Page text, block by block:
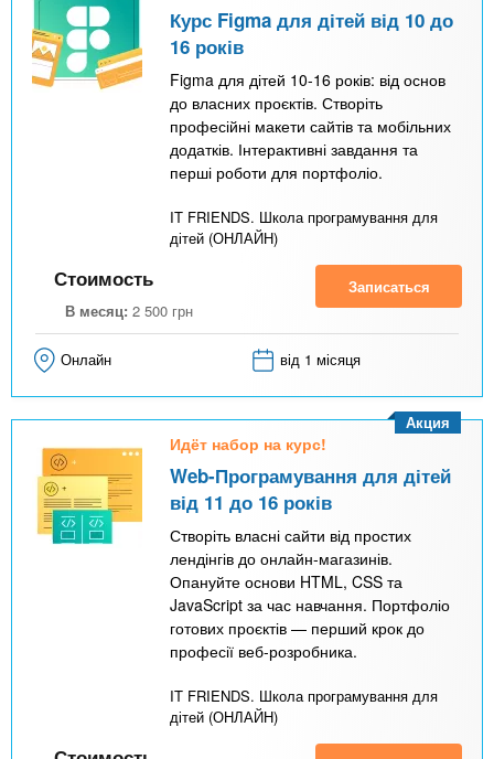
Курс Figma для дітей від 10 до
16 років
Figma для дітей 10-16 років: від основ
до власних проєктів. Створіть
професійні макети сайтів та мобільних
додатків. Інтерактивні завдання та
перші роботи для портфоліо.
IT FRIENDS. Школа програмування для
дітей (ОНЛАЙН)
Стоимость
В месяц: 2 500 грн
Записаться
Онлайн від 1 місяця
Идёт набор на курс!
Web-Програмування для дітей
від 11 до 16 років
Створіть власні сайти від простих
лендінгів до онлайн-магазинів.
Опануйте основи HTML, CSS та
JavaScript за час навчання. Портфоліо
готових проєктів — перший крок до
професії веб-розробника.
IT FRIENDS. Школа програмування для
дітей (ОНЛАЙН)
Акция